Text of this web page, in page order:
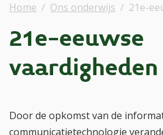
Home Ons onderwijs 21e-
21e-eeuwse
vaardigheden
Door de opkomst van de
communicatietechnologie